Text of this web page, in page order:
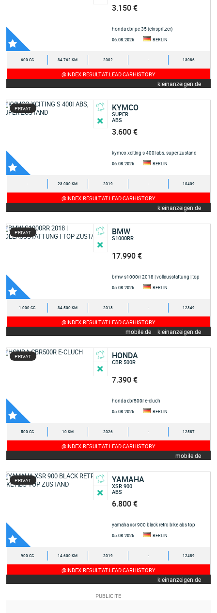
3.150 €
honda cbr pc 35 (einspritzer)
06.08.2026 BERLIN
600 CC 34.762 KM 2002 - 13086
@INDEX.RESULTAT.LEAD.CARHISTORY
kleinanzeigen.de
PRIVAT KYMCO
SUPER
ABS
3.600 €
kymco xciting s 400i abs, super zustand
06.08.2026 BERLIN
- 23.000 KM 2019 - 10409
@INDEX.RESULTAT.LEAD.CARHISTORY
kleinanzeigen.de
PRIVAT BMW
S1000RR
17.990 €
bmw s1000rr 2018 | vollausstattung | top
zustand
05.08.2026 BERLIN
1.000 CC 34.500 KM 2018 - 12349
@INDEX.RESULTAT.LEAD.CARHISTORY
mobile.de kleinanzeigen.de
PRIVAT HONDA
CBR 500R
7.390 €
honda cbr500r e-cluch
05.08.2026 BERLIN
500 CC 10 KM 2026 - 12587
@INDEX.RESULTAT.LEAD.CARHISTORY
mobile.de
PRIVAT YAMAHA
XSR 900
ABS
6.800 €
yamaha xsr 900 black retro bike abs top
zustand
05.08.2026 BERLIN
900 CC 14.600 KM 2019 - 12489
@INDEX.RESULTAT.LEAD.CARHISTORY
kleinanzeigen.de